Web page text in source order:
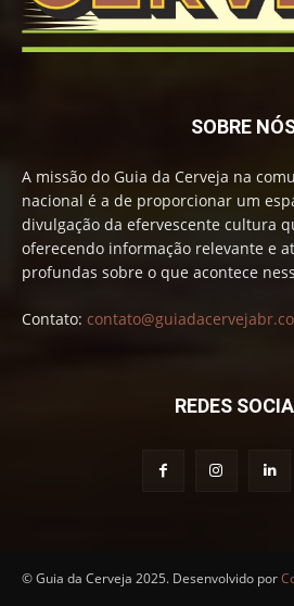
SOBRE
A missão do Guia da Cerveja na
nacional é a de proporcionar um
divulgação da efervescente cultura
oferecendo informação relevante e
profundas sobre o que acontece
Contato:
REDES
© Guia da Cerveja 2025. Desenvolvido por